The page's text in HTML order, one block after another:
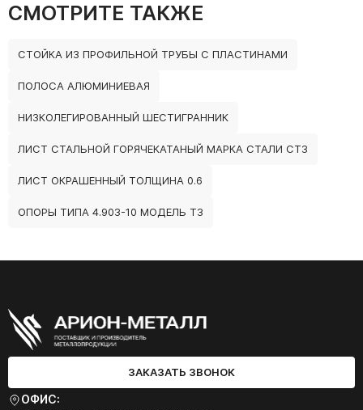
СМОТРИТЕ ТАКЖЕ
СТОЙКА ИЗ ПРОФИЛЬНОЙ ТРУБЫ С ПЛАСТИНАМИ
ПОЛОСА АЛЮМИНИЕВАЯ
НИЗКОЛЕГИРОВАННЫЙ ШЕСТИГРАННИК
ЛИСТ СТАЛЬНОЙ ГОРЯЧЕКАТАНЫЙ МАРКА СТАЛИ СТ3
ЛИСТ ОКРАШЕННЫЙ ТОЛЩИНА 0.6
ОПОРЫ ТИПА 4.903-10 МОДЕЛЬ Т3
ЗАКАЗАТЬ ЗВОНОК
ОФИС: